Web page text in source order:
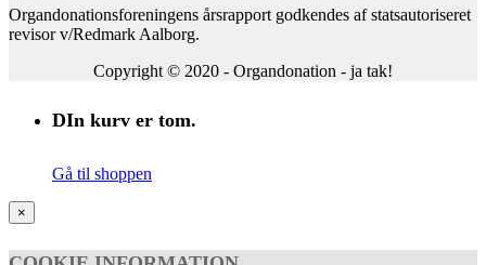
Organdonationsforeningens årsrapport godkendes af statsautoriseret
revisor v/Redmark Aalborg.
Copyright © 2020 - Organdonation - ja tak!
DIn kurv er tom.
Gå til shoppen
×